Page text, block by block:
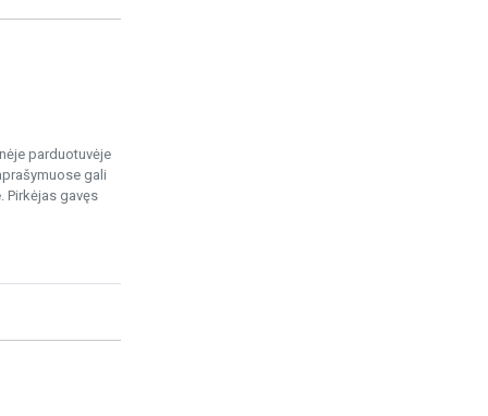
parduotuvėje
gali
Pirkėjas gavęs